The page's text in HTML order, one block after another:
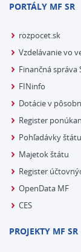
PORTÁLY MF SR
rozpocet.sk
Vzdelávanie vo
Finančná správa
FINinfo
Dotácie v
Register
Pohľadávky štátu
Majetok štátu
Register
OpenData MF
CES
PROJEKTY MF SR